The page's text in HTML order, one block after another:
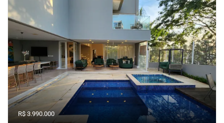
R$ 3.990.000